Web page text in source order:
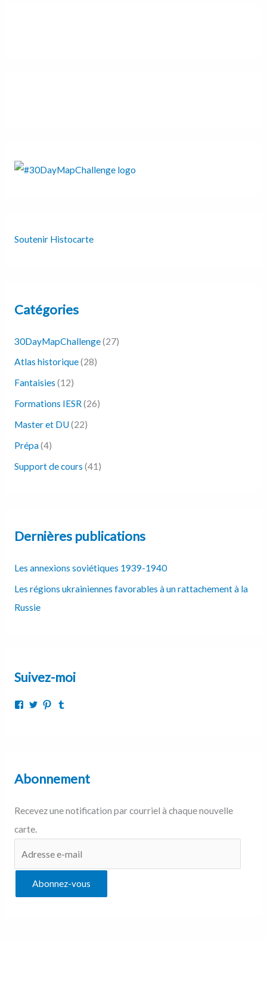
Soutenir Histocarte
Catégories
30DayMapChallenge(27)
Atlas historique(28)
Fantaisies (12)
Formations IESR(26)
Master et DU(22)
Prépa(4)
Support de cours (41)
Dernières publications
Les annexions soviétiques 1939-1940
Les régions ukrainiennes favorables à un rattachement à la
Russie
Suivez-moi
Abonnement
Recevez une notification par courriel à chaque nouvelle
carte.
Abonnez-vous